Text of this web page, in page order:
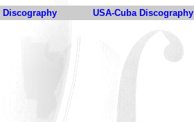
Discography USA-Cuba Discography